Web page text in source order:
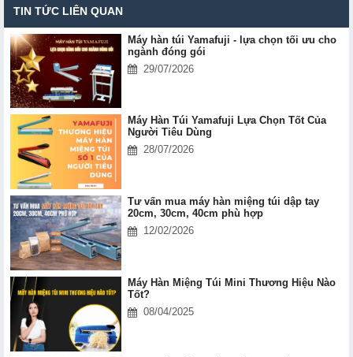
TIN TỨC LIÊN QUAN
Máy hàn túi Yamafuji - lựa chọn tối ưu cho
ngành đóng gói
29/07/2026
Máy Hàn Túi Yamafuji Lựa Chọn Tốt Của
Người Tiêu Dùng
28/07/2026
Tư vấn mua máy hàn miệng túi dập tay
20cm, 30cm, 40cm phù hợp
12/02/2026
Máy Hàn Miệng Túi Mini Thương Hiệu Nào
Tốt?
08/04/2025